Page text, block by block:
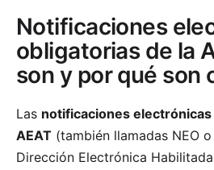
Notificaciones
obligatorias de la
son y por qué son
Las notificaciones
AEAT (también llamadas NEO
Dirección Electrónica